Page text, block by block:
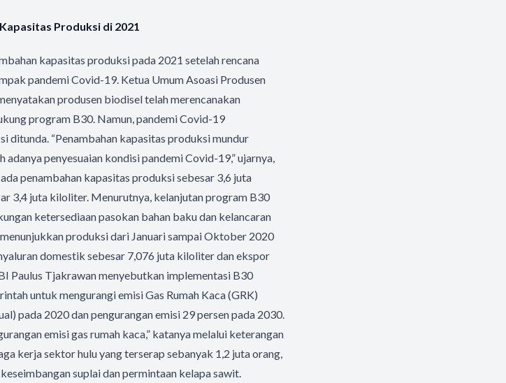
Produksi di 2021
kapasitas produksi pada 2021 setelah rencana
pandemi Covid-19. Ketua Umum Asoasi Produsen
produsen biodisel telah merencanakan
program B30. Namun, pandemi Covid-19
ditunda. “Penambahan kapasitas produksi mundur
penyesuaian kondisi pandemi Covid-19,” ujarnya,
penambahan kapasitas produksi sebesar 3,6 juta
3,4 juta kiloliter. Menurutnya, kelanjutan program B30
ketersediaan pasokan bahan baku dan kelancaran
produksi dari Januari sampai Oktober 2020
domestik sebesar 7,076 juta kiloliter dan ekspor
Paulus Tjakrawan menyebutkan implementasi B30
untuk mengurangi emisi Gas Rumah Kaca (GRK)
pada 2020 dan pengurangan emisi 29 persen pada 2030.
emisi gas rumah kaca,” katanya melalui keterangan
kerja sektor hulu yang terserap sebanyak 1,2 juta orang,
suplai dan permintaan kelapa sawit.